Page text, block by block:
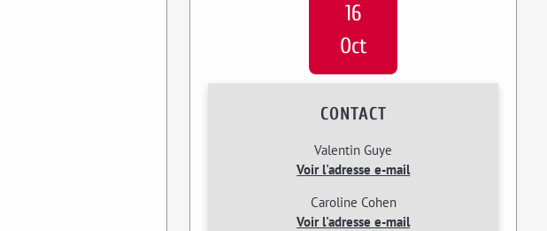
16
Oct
CONTACT
Valentin Guye
Voir l'adresse e-mail
Caroline Cohen
Voir l'adresse e-mail